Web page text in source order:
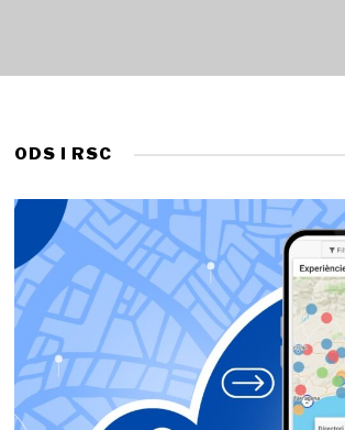
ODS I RSC